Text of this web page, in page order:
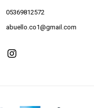
05369812572
abuello.co1@gmail.com